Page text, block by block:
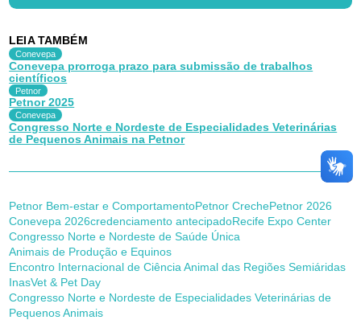
LEIA TAMBÉM
Conevepa
Conevepa prorroga prazo para submissão de trabalhos
científicos
Petnor
Petnor 2025
Conevepa
Congresso Norte e Nordeste de Especialidades Veterinárias
de Pequenos Animais na Petnor
Petnor Bem-estar e ComportamentoPetnor CrechePetnor 2026
Conevepa 2026credenciamento antecipadoRecife Expo Center
Congresso Norte e Nordeste de Saúde Única
Animais de Produção e Equinos
Encontro Internacional de Ciência Animal das Regiões Semiáridas
InasVet & Pet Day
Congresso Norte e Nordeste de Especialidades Veterinárias de
Pequenos Animais